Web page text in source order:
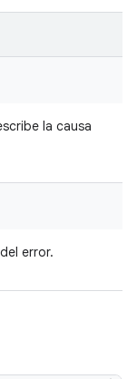
la causa
error.